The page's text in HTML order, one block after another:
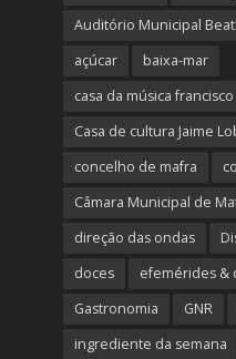
Auditório Municipal
açúcar
baixa-mar
casa da música
Casa de cultura Jaime
concelho de mafra
Câmara Municipal de
direção das ondas
doces
efemérides &
Gastronomia
GNR
ingrediente da semana